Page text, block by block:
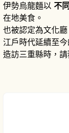
伊勢烏龍麵以 不
在地美食。
也被認定為文化
江戶時代延續至
造訪三重縣時，